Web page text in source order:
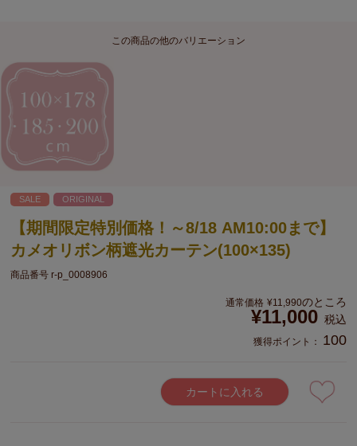
この商品の他のバリエーション
SALE ORIGINAL
【期間限定特別価格！～8/18 AM10:00まで】
カメオリボン柄遮光カーテン(100×135)
商品番号 r-p_0008906
通常価格 ¥11,990のところ
¥11,000 税込
獲得ポイント： 100
カートに入れる